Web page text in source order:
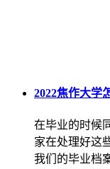
2022焦作大学
在毕业的时候
家在处理好这
我们的毕业档